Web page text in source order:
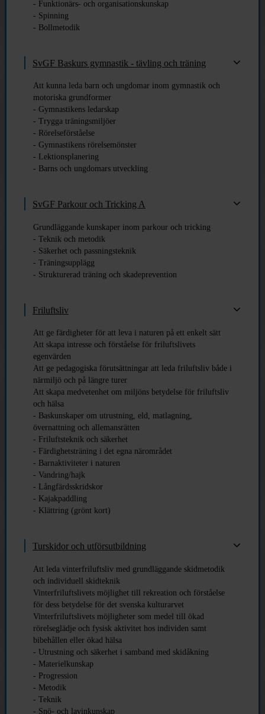
- Funktionärs- och organisationskunskap
- Spinning
- Bollmetodik
SvGF Baskurs gymnastik - tävling och träning
Att kunna leda barn och ungdomar inom gymnastik och
motoriska grundformer
- Gymnastikens ledarskap
- Trygga träningsmiljöer
- Rörelseförståelse
- Gymnastikens rörelsemönster
- Lektionsplanering
- Barns och ungdomars utveckling
SvGF Parkour och Tricking A
Grundläggande kunskaper inom parkour och tricking
- Teknik och metodik
- Säkerhet och passningsteknik
- Träningsupplägg
- Strukturerad träning och skadeprevention
Friluftsliv
Att ge färdigheter för att leva i naturen på ett enkelt sätt
Att skapa intresse och förståelse för friluftslivets
egenvärden
Att ge pedagogiska förutsättningar att leda friluftsliv både i
närmiljö och på längre turer
Att skapa medvetenhet om miljöns betydelse för friluftsliv
och hälsa
- Baskunskaper om utrustning, eld, matlagning,
övernattning och allemansrätten
- Friluftsteknik och säkerhet
- Färdighetsträning i det egna närområdet
- Barnaktiviteter i naturen
- Vandring/hajk
- Långfärdsskridskor
- Kajakpaddling
- Klättring (grönt kort)
Turskidor och utförsutbildning
Att leda vinterfriluftsliv med grundläggande skidmetodik
och individuell skidteknik
Vinterfriluftslivets möjlighet till rekreation och förståelse
för dess betydelse för det svenska kulturarvet
Vinterfriluftslivets möjligheter som medel till ökad
rörelseglädje och fysisk aktivitet hos individen samt
bibehållen eller ökad hälsa
- Utrustning och säkerhet i samband med skidåkning
- Materielkunskap
- Progression
- Metodik
- Teknik
- Snö- och lavinkunskap